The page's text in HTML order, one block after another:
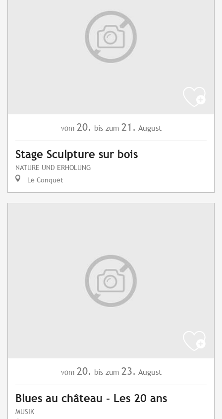
vom 20. bis zum 21. August
Stage Sculpture sur bois
NATURE UND ERHOLUNG
Le Conquet
vom 20. bis zum 23. August
Blues au château - Les 20 ans
MUSIK